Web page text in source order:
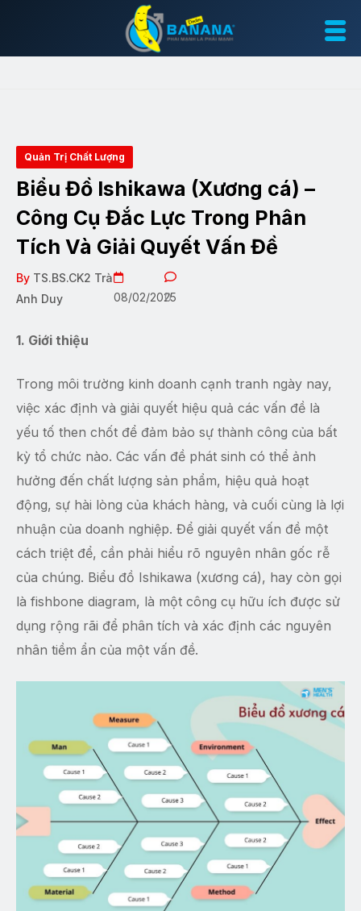
Quản Trị Chất Lượng
Biểu Đồ Ishikawa (Xương cá) –
Công Cụ Đắc Lực Trong Phân
Tích Và Giải Quyết Vấn Đề
By TS.BS.CK2 Trà
Anh Duy
08/02/2025
0
1. Giới thiệu
Trong môi trường kinh doanh cạnh tranh ngày nay,
việc xác định và giải quyết hiệu quả các vấn đề là
yếu tố then chốt để đảm bảo sự thành công của bất
kỳ tổ chức nào. Các vấn đề phát sinh có thể ảnh
hưởng đến chất lượng sản phẩm, hiệu quả hoạt
động, sự hài lòng của khách hàng, và cuối cùng là lợi
nhuận của doanh nghiệp. Để giải quyết vấn đề một
cách triệt để, cần phải hiểu rõ nguyên nhân gốc rễ
của chúng. Biểu đồ Ishikawa (xương cá), hay còn gọi
là fishbone diagram, là một công cụ hữu ích được sử
dụng rộng rãi để phân tích và xác định các nguyên
nhân tiềm ẩn của một vấn đề.